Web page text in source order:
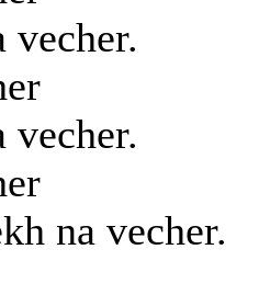
vecher.
vecher.
na vecher.